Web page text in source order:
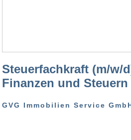
Steuerfachkraft (m/w/
Finanzen und Steuern
GVG Immobilien Service